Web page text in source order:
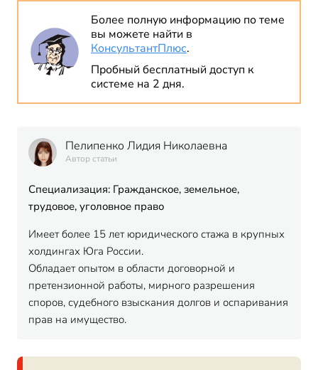
Более полную информацию по теме
вы можете найти в
КонсультантПлюс.
Пробный бесплатный доступ к
системе на 2 дня.
Пелипенко Лидия Николаевна
Автор статьи
Специализация: Гражданское, земельное,
трудовое, уголовное право
Имеет более 15 лет юридического стажа в крупных
холдингах Юга России.
Обладает опытом в области договорной и
претензионной работы, мирного разрешения
споров, судебного взыскания долгов и оспаривания
прав на имущество.